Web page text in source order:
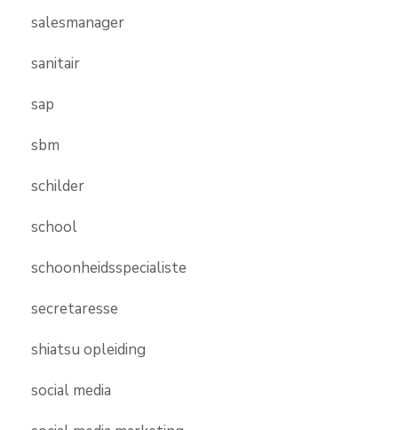
salesmanager
sanitair
sap
sbm
schilder
school
schoonheidsspecialiste
secretaresse
shiatsu opleiding
social media